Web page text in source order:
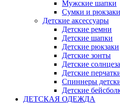
Мужские шапки
Сумки и
Детские аксессуары
Детские ремни
Детские шапки
Детские рюкзаки
Детские зонты
Детские
Детские
Спиннеры
Детские
ДЕТСКАЯ ОДЕЖДА